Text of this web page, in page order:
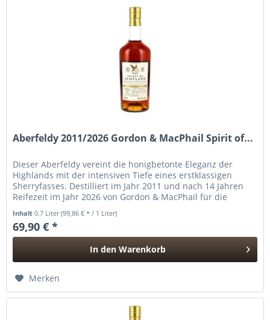
Aberfeldy 2011/2026 Gordon & MacPhail Spirit of...
Dieser Aberfeldy vereint die honigbetonte Eleganz der
Highlands mit der intensiven Tiefe eines erstklassigen
Sherryfasses. Destilliert im Jahr 2011 und nach 14 Jahren
Reifezeit im Jahr 2026 von Gordon & MacPhail für die
Inhalt0.7 Liter(99,86 € * / 1 Liter)
69,90 € *
In den Warenkorb
Merken